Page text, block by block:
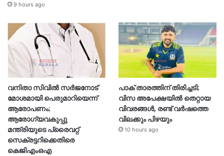
9 hours ago
വനിതാ സിവിൽ സർജനോട്
മോശമായി പെരുമാറിയെന്ന്
ആരോപണം;
ആരോഗ്യവകുപ്പു
മന്ത്രിയുടെ പ്രൈവറ്റ്
സെക്രട്ടറിക്കെതിരെ
കെജിഎംഒഎ
പാക് താരത്തിന് തിരിച്ചടി;
വിസ അപേക്ഷയിൽ തെറ്റായ
വിവരങ്ങൾ, രണ്ട് വർഷത്തെ
വിലക്കും പിഴയും
10 hours ago